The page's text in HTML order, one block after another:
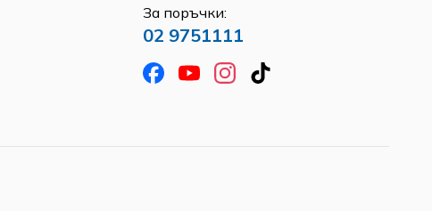
За поръчки:
02 9751111